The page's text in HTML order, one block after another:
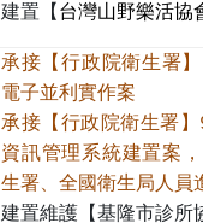
建置【台灣山野樂活協
承接【行政院衛生署
電子並利實作案
承接【行政院衛生署
資訊管理系統建置案
生署、全國衛生局人員
建置維護【基隆市診所